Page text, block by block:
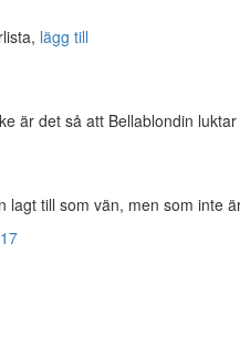
lägg till
är det så att Bellablondin
lagt till som vän, men som inte